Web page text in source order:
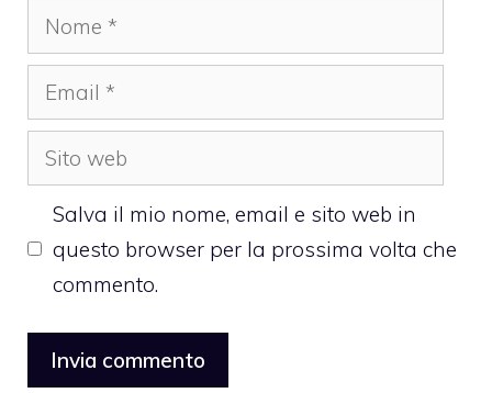
Nome
Email
Sito
web
Salva il mio nome, email e sito web in
questo browser per la prossima volta che
commento.